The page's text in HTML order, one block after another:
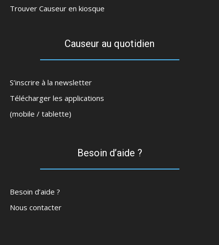
Trouver Causeur en kiosque
Causeur au quotidien
S’inscrire à la newsletter
Télécharger les applications
(mobile / tablette)
Besoin d’aide ?
Besoin d’aide ?
Nous contacter